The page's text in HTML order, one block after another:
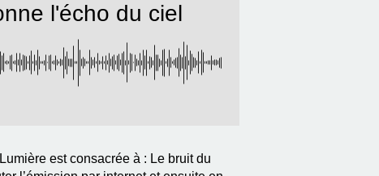
l'écho du ciel
est consacrée à : Le bruit du